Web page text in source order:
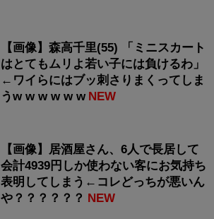
【画像】森高千里(55) 「ミニスカート
はとてもムリよ若い子には負けるわ」
←ワイらにはブッ刺さりまくってしま
うw w w w w w NEW
【画像】居酒屋さん、6人で長居して
会計4939円しか使わない客にお気持ち
表明してしまう←コレどっちが悪いん
や？？？？？？ NEW